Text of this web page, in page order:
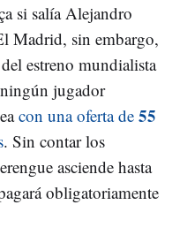
si salía Alejandro
Madrid, sin embargo,
estreno mundialista
jugador
con una oferta de 55
. Sin contar los
asciende hasta
obligatoriamente